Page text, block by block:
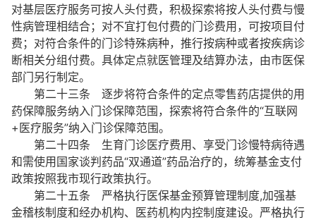
对基层医疗服务可按人头付费，积极探索将按人头付费与慢
性病管理相结合；对不宜打包付费的门诊费用，可按项目付
费；对符合条件的门诊特殊病种，推行按病种或者按疾病诊
断相关分组付费。具体定点就医管理及结算办法，由市医保
部门另行制定。
第二十三条 逐步将符合条件的定点零售药店提供的用
药保障服务纳入门诊保障范围，探索将符合条件的“互联网
+医疗服务”纳入门诊保障范围。
第二十四条 生育门诊医疗费用、享受门诊慢特病待遇
和需使用国家谈判药品“双通道”药品治疗的，统筹基金支付
政策按照我市现行政策执行。
第二十五条 严格执行医保基金预算管理制度,加强基
金稽核制度和经办机构、医药机构内控制度建设。严格执行